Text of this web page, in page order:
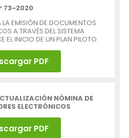
73-2020
LA EMISIÓN DE DOCUMENTOS
A TRAVÉS DEL SISTEMA
EL INICIO DE UN PLAN PILOTO.
PDF
NÓMINA DE
ELECTRÓNICOS
PDF